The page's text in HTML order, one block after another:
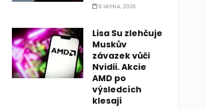
6 SRPNA, 2026
Lisa Su zlehčuje
Muskův
závazek vůči
Nvidii. Akcie
AMD po
výsledcích
klesají